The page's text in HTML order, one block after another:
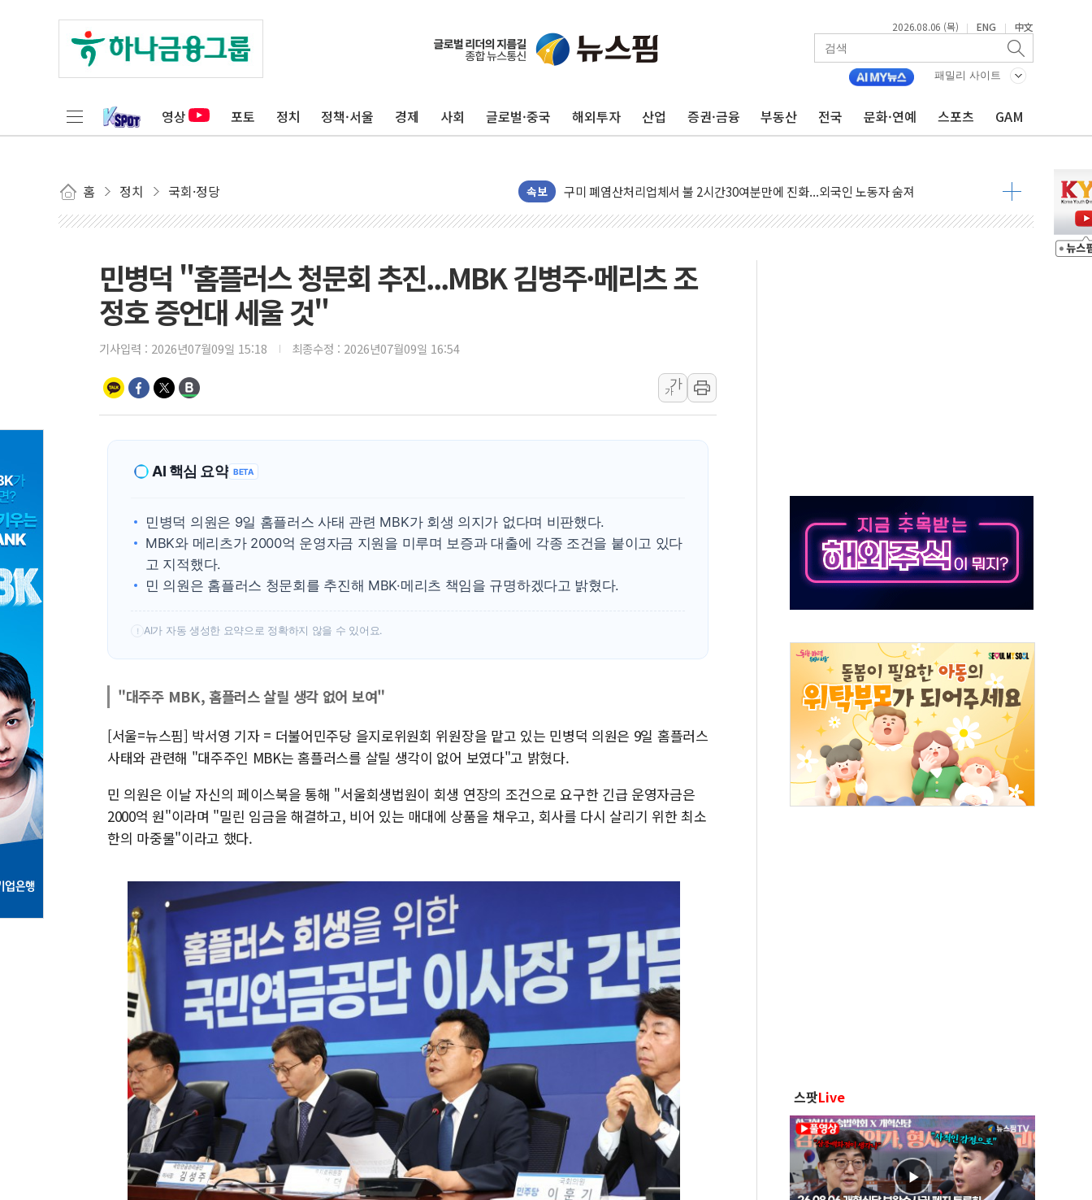
2026.08.06 (목) | ENG | 中文
패밀리 사이트
영상 포토 정치 정책·서울 경제 사회 글로벌·중국 해외투자 산업 증권·금융 부동산 전국 문화·연예 스포츠 GAM
홈 정치 국회·정당 속보
동해해경, 독도 해상서 부유물 감긴 어선 구조
구미 폐염산처리업체서 불 2시간30여분만에 진화...외국인 노동자 숨져
해군과 함께하는 '불금전파, 송정' 시즌2
[코인 시황] 비트코인, ETF 자금 유입에도 박스권…美 암호화폐 법안 처리 여부도 변수
[르포] 39도 폭염 속 잠실 개표소 시위 '62일째'..."대부분 여기서 상주"
[2보] 북한, 원산서 동해상 단거리 탄도미사일 발사
종로·중구 오피스 78%가 준공 10년 이상…리뉴얼이 경쟁력 가른다
[종합] 특검, '양평' 원희룡 2차 조사…'당정대 회의' 한동훈·방기선 수사도 속도
[내일날씨] 절기상 '입추'에 폭염 절정…서울 한낮 39도
제천 바이오밸리 공장 옥상서 불…30여분 만에 진화
개혁신당 "민주, '盧 수사' 악연으로 형사사법 틀 바꿔…국민 불안감 가중"
민병덕 "홈플러스 청문회 추진...MBK 김병주·메리츠 조
정호 증언대 세울 것"
기사입력 : 2026년07월09일 15:18 최종수정 : 2026년07월09일 16:54
가
가
AI 핵심 요약 BETA
민병덕 의원은 9일 홈플러스 사태 관련 MBK가 회생 의지가 없다며 비판했다.
MBK와 메리츠가 2000억 운영자금 지원을 미루며 보증과 대출에 각종 조건을 붙이고 있다
고 지적했다.
민 의원은 홈플러스 청문회를 추진해 MBK·메리츠 책임을 규명하겠다고 밝혔다.
! AI가 자동 생성한 요약으로 정확하지 않을 수 있어요.
"대주주 MBK, 홈플러스 살릴 생각 없어 보여"
[서울=뉴스핌] 박서영 기자 = 더불어민주당 을지로위원회 위원장을 맡고 있는 민병덕 의원은 9일 홈플러스
사태와 관련해 "대주주인 MBK는 홈플러스를 살릴 생각이 없어 보였다"고 밝혔다.
민 의원은 이날 자신의 페이스북을 통해 "서울회생법원이 회생 연장의 조건으로 요구한 긴급 운영자금은
2000억 원"이라며 "밀린 임금을 해결하고, 비어 있는 매대에 상품을 채우고, 회사를 다시 살리기 위한 최소
한의 마중물"이라고 했다.
스팟Live